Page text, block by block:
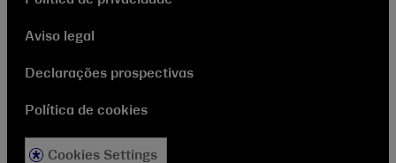
Aviso legal
Declarações prospectivas
Política de cookies
Cookies Settings